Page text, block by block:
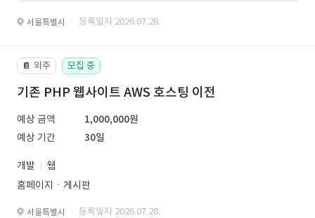
서울특별시 · 등록일자 2026.07.28.
📔 외주 모집 중
기존 PHP 웹사이트 AWS 호스팅 이전
예상 금액
1,000,000원
예상 기간
30일
개발
웹
홈페이지ㆍ게시판
서울특별시 · 등록일자 2026.07.28.